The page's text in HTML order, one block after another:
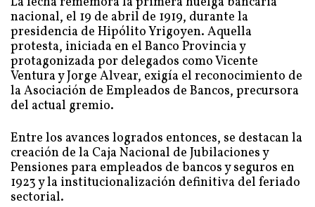
nacional, el 19 de abril de 1919, durante la
presidencia de Hipólito Yrigoyen. Aquella
protesta, iniciada en el Banco Provincia y
protagonizada por delegados como Vicente
Ventura y Jorge Alvear, exigía el reconocimiento de
la Asociación de Empleados de Bancos, precursora
del actual gremio.
Entre los avances logrados entonces, se destacan la
creación de la Caja Nacional de Jubilaciones y
Pensiones para empleados de bancos y seguros en
1923 y la institucionalización definitiva del feriado
sectorial.